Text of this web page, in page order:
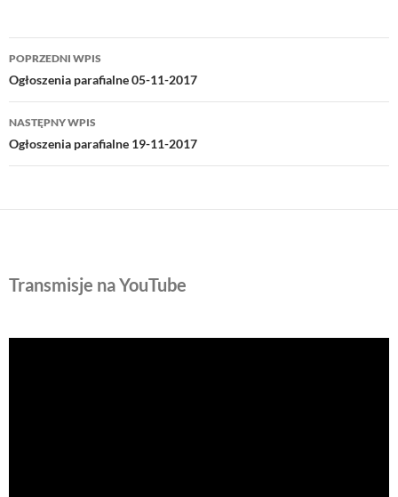
Nawigacja
wpisu
POPRZEDNI WPIS
Ogłoszenia parafialne 05-11-2017
NASTĘPNY WPIS
Ogłoszenia parafialne 19-11-2017
Transmisje na YouTube